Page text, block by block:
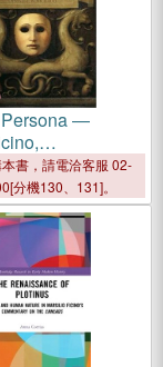
―
Humanism,
Traditions
書，請電洽客服 02-
分機130、131]。